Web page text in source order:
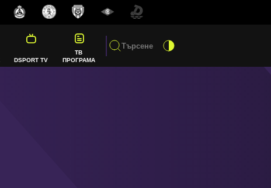
DSPORT TV
ТВ
ПРОГРАМА